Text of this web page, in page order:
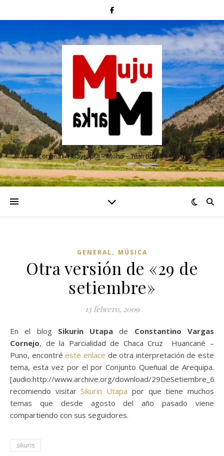
Conima – Huayrapta – Moho – Tilali (Puno – Perú)
GENERAL, MÚSICA
Otra versión de «29 de
setiembre»
13 febrero, 2009
En el blog Sikurin Utapa de Constantino Vargas
Cornejo, de la Parcialidad de Chaca Cruz Huancané –
Puno, encontréeste enlace de otra interpretación de este
tema, esta vez por el por Conjunto Queñual de Arequipa.
[audio:http://www.archive.org/download/
recomiendo visitarSikurin Utapa por que tiene muchos
temas que desde agosto del año pasado viene
compartiendo con sus seguidores.
sikuris